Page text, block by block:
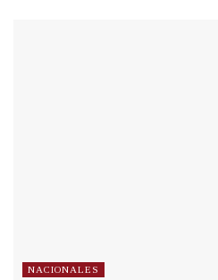
NACIONALES